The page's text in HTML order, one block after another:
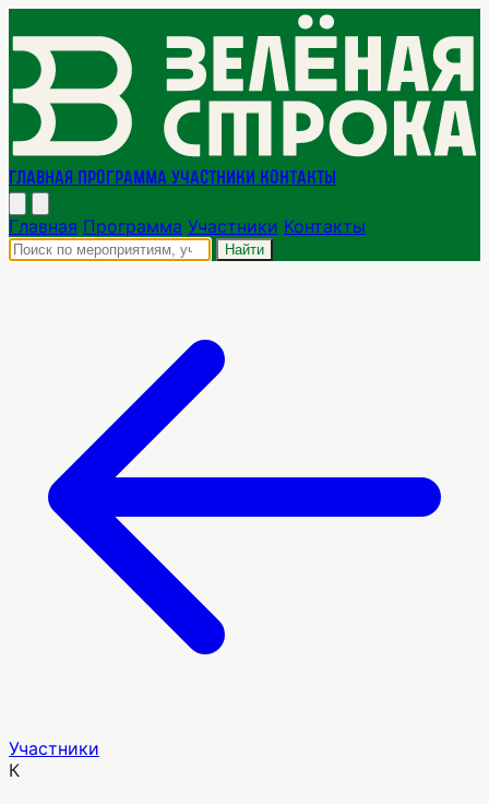
Главная Программа Участники Контакты
Главная Программа Участники Контакты
Найти
Участники
К